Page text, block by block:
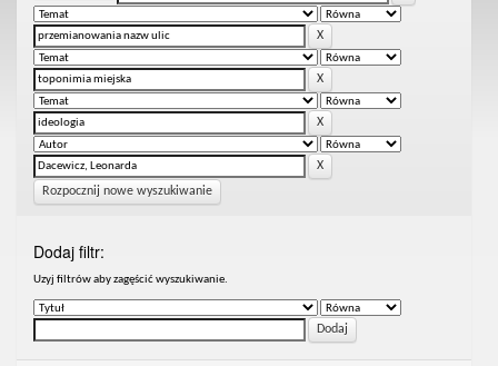
Rozpocznij nowe wyszukiwanie
Dodaj filtr:
Uzyj filtrów aby zagęścić wyszukiwanie.